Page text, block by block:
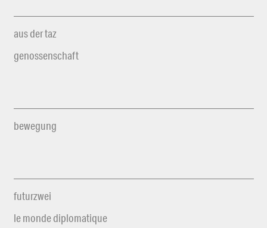
aus der taz
genossenschaft
bewegung
futurzwei
le monde diplomatique